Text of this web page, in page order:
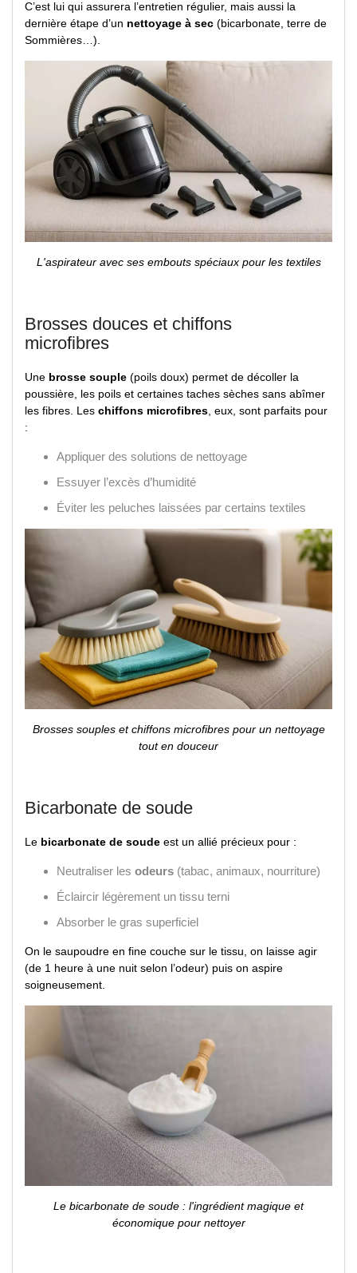
C’est lui qui assurera l’entretien régulier, mais aussi la
dernière étape d’un nettoyage à sec (bicarbonate, terre de
Sommières…).
L'aspirateur avec ses embouts spéciaux pour les textiles
Brosses douces et chiffons
microfibres
Une brosse souple (poils doux) permet de décoller la
poussière, les poils et certaines taches sèches sans abîmer
les fibres. Les chiffons microfibres , eux, sont parfaits pour
:
Appliquer des solutions de nettoyage
Essuyer l’excès d’humidité
Éviter les peluches laissées par certains textiles
Brosses souples et chiffons microfibres pour un nettoyage
tout en douceur
Bicarbonate de soude
Le bicarbonate de soude est un allié précieux pour :
Neutraliser les odeurs (tabac, animaux, nourriture)
Éclaircir légèrement un tissu terni
Absorber le gras superficiel
On le saupoudre en fine couche sur le tissu, on laisse agir
(de 1 heure à une nuit selon l’odeur) puis on aspire
soigneusement.
Le bicarbonate de soude : l'ingrédient magique et
économique pour nettoyer